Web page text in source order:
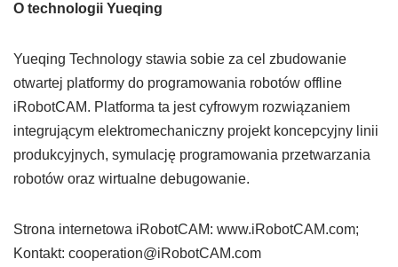
O technologii Yueqing
Yueqing Technology stawia sobie za cel zbudowanie
otwartej platformy do programowania robotów offline
iRobotCAM. Platforma ta jest cyfrowym rozwiązaniem
integrującym elektromechaniczny projekt koncepcyjny linii
produkcyjnych, symulację programowania przetwarzania
robotów oraz wirtualne debugowanie.
Strona internetowa iRobotCAM: www.iRobotCAM.com;
Kontakt: cooperation@iRobotCAM.com